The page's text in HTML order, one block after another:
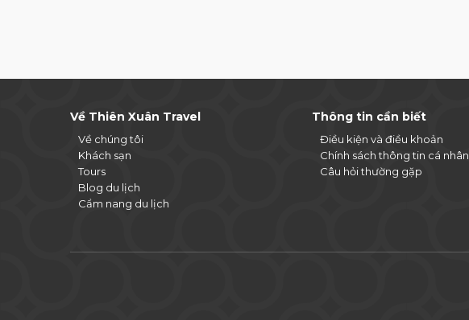
Về Thiên Xuân Travel
Về chúng tôi
Khách sạn
Tours
Blog du lịch
Cẩm nang du lịch
Thông tin cần biết
Điều kiện và điều khoản
Chính sách thông tin cá nhân
Câu hỏi thường gặp